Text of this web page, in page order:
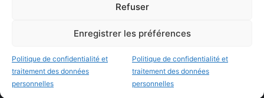
Refuser
Enregistrer les préférences
Politique de confidentialité et
traitement des données
personnelles
Politique de confidentialité et
traitement des données
personnelles
Metz Plage